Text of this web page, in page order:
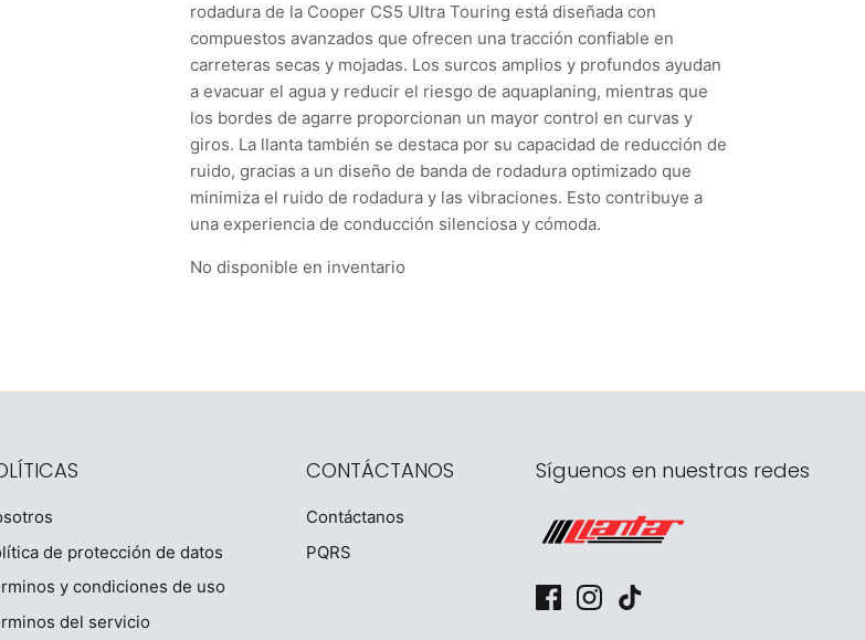
rodadura de la Cooper CS5 Ultra Touring está diseñada con
compuestos avanzados que ofrecen una tracción confiable en
carreteras secas y mojadas. Los surcos amplios y profundos ayudan
a evacuar el agua y reducir el riesgo de aquaplaning, mientras que
los bordes de agarre proporcionan un mayor control en curvas y
giros. La llanta también se destaca por su capacidad de reducción de
ruido, gracias a un diseño de banda de rodadura optimizado que
minimiza el ruido de rodadura y las vibraciones. Esto contribuye a
una experiencia de conducción silenciosa y cómoda.
No disponible en inventario
de protección de datos
y condiciones de uso
del servicio
CONTÁCTANOS
Contáctanos
PQRS
Síguenos en nuestras redes